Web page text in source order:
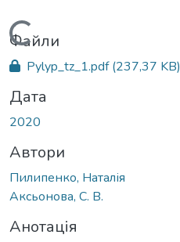
Вантажиться...
Файли
Pylyp_tz_1.pdf(237,37 KB)
Дата
2020
Автори
Пилипенко, Наталія
Аксьонова, С. В.
Анотація